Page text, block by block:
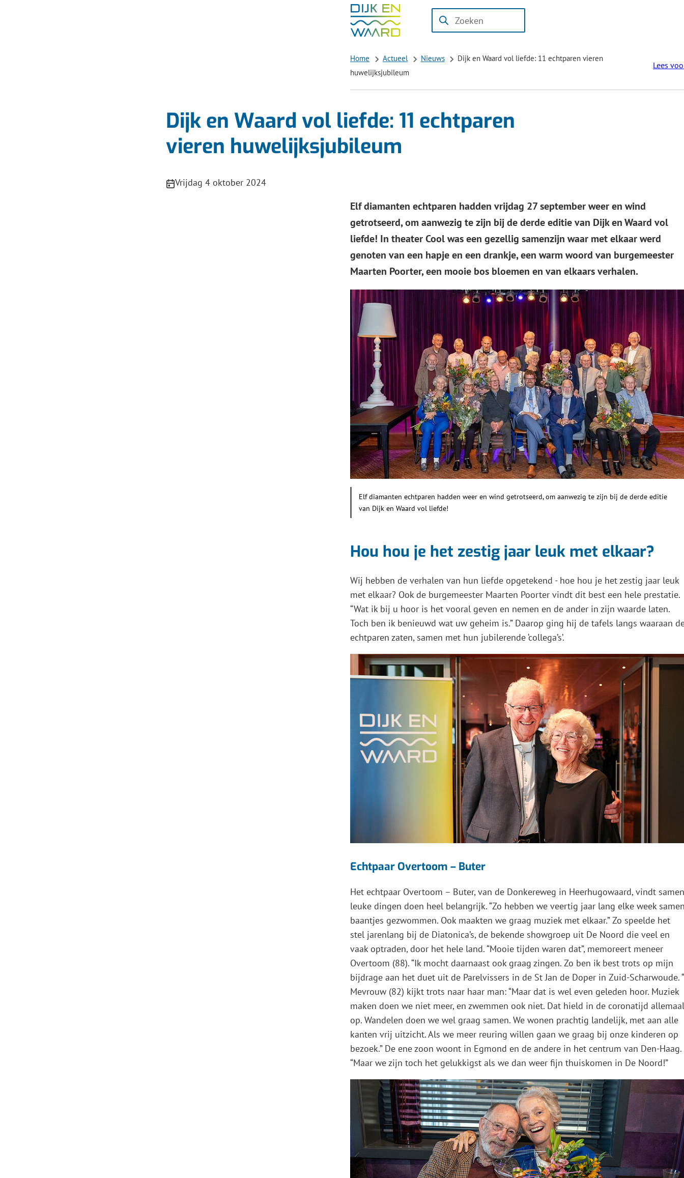
Zoeken
Wanneer
beschikbaar
hierdoor
navigeren
te
gebruiken.
Gebruik
de
enter-
te
selecteren.
Home Actueel Nieuws
Dijk en Waard vol liefde: 11 echtparen vieren
huwelijksjubileum
Lees
Dijk en Waard vol liefde: 11 echtparen
vieren huwelijksjubileum
Publicatiedatum:
Vrijdag 4 oktober 2024
Elf diamanten echtparen hadden vrijdag 27 september weer en wind
getrotseerd, om aanwezig te zijn bij de derde editie van Dijk en Waard vol
liefde! In theater Cool was een gezellig samenzijn waar met elkaar werd
genoten van een hapje en een drankje, een warm woord van burgemeester
Maarten Poorter, een mooie bos bloemen en van elkaars verhalen.
Elf diamanten echtparen hadden weer en wind getrotseerd, om aanwezig te zijn bij de derde editie
van Dijk en Waard vol liefde!
Hou hou je het zestig jaar leuk met elkaar?
Wij hebben de verhalen van hun liefde opgetekend - hoe hou je het zestig jaar leuk
met elkaar? Ook de burgemeester Maarten Poorter vindt dit best een hele prestatie.
“Wat ik bij u hoor is het vooral geven en nemen en de ander in zijn waarde laten.
Toch ben ik benieuwd wat uw geheim is.” Daarop ging hij de tafels langs waaraan
echtparen zaten, samen met hun jubilerende ‘collega’s’.
Echtpaar Overtoom – Buter
Het echtpaar Overtoom – Buter, van de Donkereweg in Heerhugowaard, vindt samen
leuke dingen doen heel belangrijk. “Zo hebben we veertig jaar lang elke week
baantjes gezwommen. Ook maakten we graag muziek met elkaar.” Zo speelde het
stel jarenlang bij de Diatonica’s, de bekende showgroep uit De Noord die veel en
vaak optraden, door het hele land. “Mooie tijden waren dat”, memoreert meneer
Overtoom (88). “Ik mocht daarnaast ook graag zingen. Zo ben ik best trots op mijn
bijdrage aan het duet uit de Parelvissers in de St Jan de Doper in Zuid-Scharwoude. “
Mevrouw (82) kijkt trots naar haar man: “Maar dat is wel even geleden hoor. Muziek
maken doen we niet meer, en zwemmen ook niet. Dat hield in de coronatijd allemaal
op. Wandelen doen we wel graag samen. We wonen prachtig landelijk, met aan alle
kanten vrij uitzicht. Als we meer reuring willen gaan we graag bij onze kinderen op
bezoek.” De ene zoon woont in Egmond en de andere in het centrum van Den-Haag.
“Maar we zijn toch het gelukkigst als we dan weer fijn thuiskomen in De Noord!”